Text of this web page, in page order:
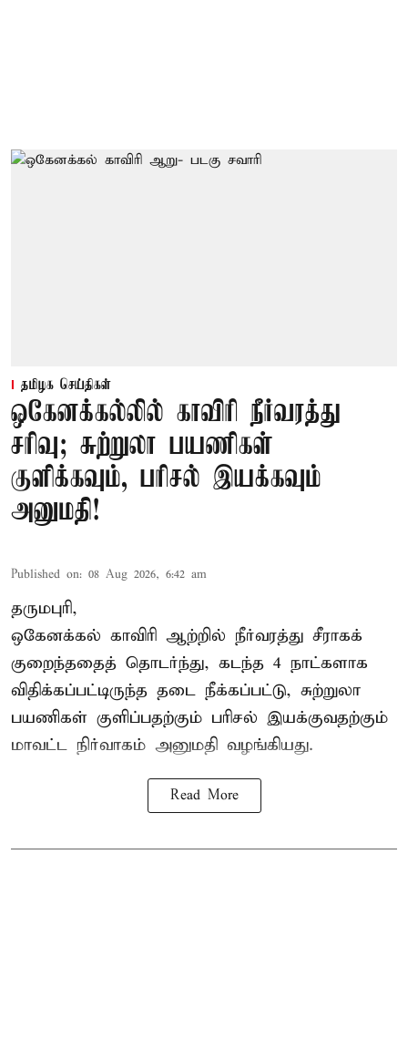
தமிழக செய்திகள்
ஒகேனக்கல்லில் காவிரி நீர்வரத்து
சரிவு; சுற்றுலா பயணிகள்
குளிக்கவும், பரிசல் இயக்கவும்
அனுமதி!
Published on: 08 Aug 2026, 6:42 am
தருமபுரி,
ஒகேனக்கல் காவிரி ஆற்றில் நீர்வரத்து சீராகக்
குறைந்ததைத் தொடர்ந்து, கடந்த 4 நாட்களாக
விதிக்கப்பட்டிருந்த தடை நீக்கப்பட்டு, சுற்றுலா
பயணிகள் குளிப்பதற்கும் பரிசல் இயக்குவதற்கும்
மாவட்ட நிர்வாகம் அனுமதி வழங்கியது.
Read More